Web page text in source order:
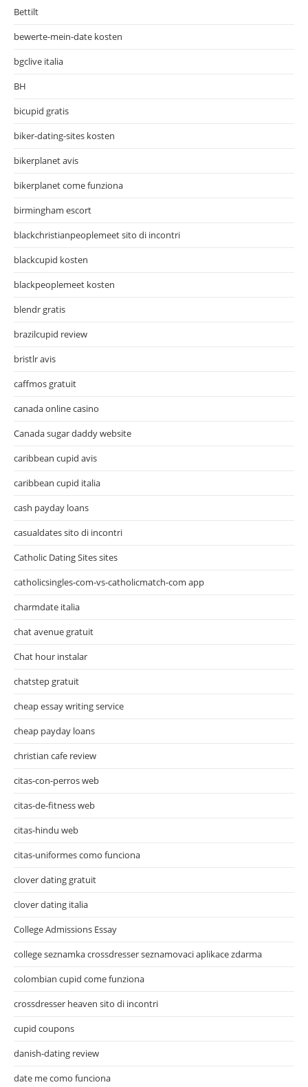
Bettilt
bewerte-mein-date kosten
bgclive italia
BH
bicupid gratis
biker-dating-sites kosten
bikerplanet avis
bikerplanet come funziona
birmingham escort
blackchristianpeoplemeet sito di incontri
blackcupid kosten
blackpeoplemeet kosten
blendr gratis
brazilcupid review
bristlr avis
caffmos gratuit
canada online casino
Canada sugar daddy website
caribbean cupid avis
caribbean cupid italia
cash payday loans
casualdates sito di incontri
Catholic Dating Sites sites
catholicsingles-com-vs-catholicmatch-com app
charmdate italia
chat avenue gratuit
Chat hour instalar
chatstep gratuit
cheap essay writing service
cheap payday loans
christian cafe review
citas-con-perros web
citas-de-fitness web
citas-hindu web
citas-uniformes como funciona
clover dating gratuit
clover dating italia
College Admissions Essay
college seznamka crossdresser seznamovaci aplikace zdarma
colombian cupid come funziona
crossdresser heaven sito di incontri
cupid coupons
danish-dating review
date me como funciona